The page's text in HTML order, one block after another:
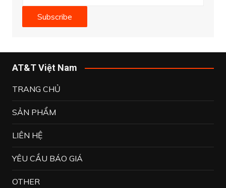
Subscribe
AT&T Việt Nam
TRANG CHỦ
SẢN PHẨM
LIÊN HỆ
YÊU CẦU BÁO GIÁ
OTHER